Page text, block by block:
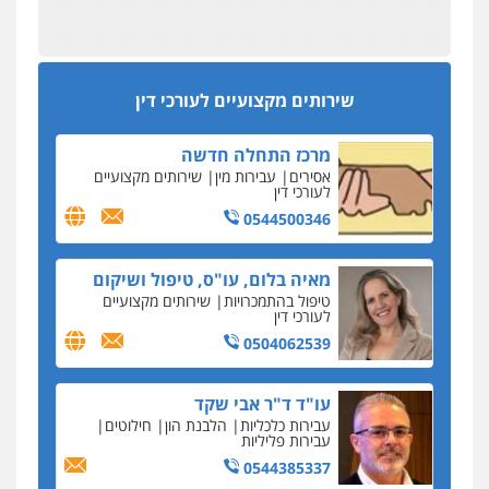
שירותים מקצועיים לעורכי דין
מקצועיים לעורכי דין
מרכז התחלה חדשה
אסירים עבירות מין שירותים מקצועיים
לעורכי דין
0544500346
מאיה בלום, עו"ס, טיפול ושיקום
טיפול בהתמכרויות שירותים מקצועיים
לעורכי דין
0504062539
עו"ד ד"ר אבי שקד
עבירות כלכליות הלבנת הון חילוטים
עבירות פליליות
0544385337
כתב האישום נגד עו"ד עידן דביר: האונס והמחירון
לאקטים מיניים
כתב אישום: יו"ר ש"ס לשעבר בחיפה וסינדיקאט
ההלוואות של משפחת הרינג
הפרקליטות: הרב נתנאל חייק ואביו הרב אריה חייק
שמשו אנשי
החשוד ברצח עו"ד ארבל פלדמן טען לרקע נפשי
ושתק בחקירתו
בבית המשפט התברר כי לחשוד, אחמד אלרג'וב
מרמלה, לא נערכה
יחסי עו"ד לקוח
עורכת דין נעצרה בחשד להעברת סם לנאשם בכלא
השרון
דבר למיקרופון